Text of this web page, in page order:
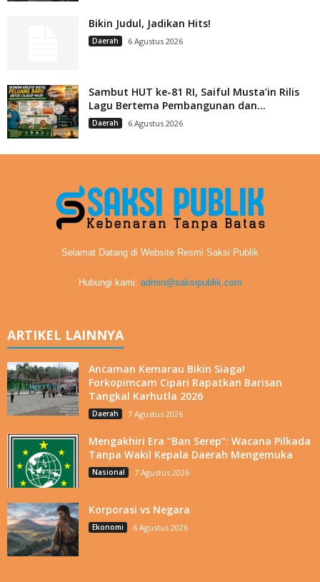
Bikin Judul, Jadikan Hits!
Daerah 6 Agustus 2026
Sambut HUT ke-81 RI, Saiful Musta’in Rilis
Lagu Bertema Pembangunan dan...
Daerah 6 Agustus 2026
Selamat Datang di Website Resmi Saksi Publik
Hubungi kami: admin@saksipublik.com
ARTIKEL LAINNYA
Ancaman Kemarau Bikin Siaga!
Forkopimcam Cipari Rapatkan Barisan
Tangkal Karhutla 2026
Daerah 7 Agustus 2026
Mengakhiri Era “Ban Serep”: Wacana Pilkada
Tanpa Wakil Kepala Daerah Mengemuka
Nasional 7 Agustus 2026
Korporasi vs Negara
Ekonomi 6 Agustus 2026